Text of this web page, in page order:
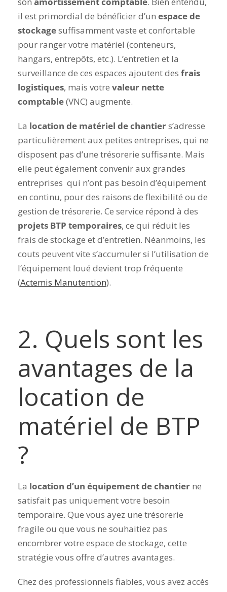
il est primordial de bénéficier d’un espace de
stockagesuffisamment vaste et confortable
pour ranger votre matériel (conteneurs,
hangars, entrepôts, etc.). L’entretien et la
surveillance de ces espaces ajoutent des frais
logistiques, mais votre valeur nette
comptable(VNC) augmente.
La location de matériel de chantiers’adresse
particulièrement aux petites entreprises, qui ne
disposent pas d’une trésorerie suffisante. Mais
elle peut également convenir aux grandes
entreprises qui n’ont pas besoin d’équipement
en continu, pour des raisons de flexibilité ou de
gestion de trésorerie. Ce service répond à des
projets BTP temporaires, ce qui réduit les
frais de stockage et d’entretien. Néanmoins, les
couts peuvent vite s’accumuler si l’utilisation de
l’équipement loué devient trop fréquente
(Actemis Manutention).
2. Quels sont les
avantages de la
location de
matériel de BTP
?
La location d’un équipement de chantier ne
satisfait pas uniquement votre besoin
temporaire. Que vous ayez une trésorerie
fragile ou que vous ne souhaitiez pas
encombrer votre espace de stockage, cette
stratégie vous offre d’autres avantages.
Chez des professionnels fiables, vous avez accès